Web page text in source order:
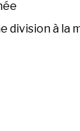
division à la